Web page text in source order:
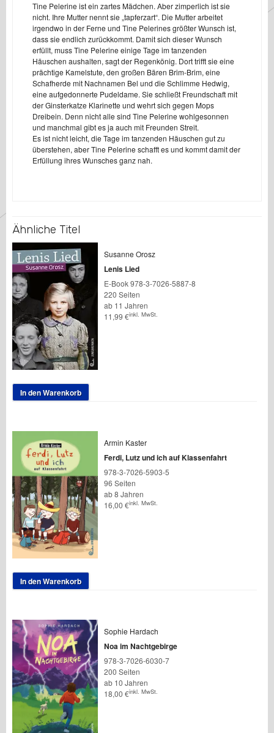
Tine Pelerine ist ein zartes Mädchen. Aber zimperlich ist sie
nicht. Ihre Mutter nennt sie „tapferzart“. Die Mutter arbeitet
irgendwo in der Ferne und Tine Pelerines größter Wunsch ist,
dass sie endlich zurückkommt. Damit sich dieser Wunsch
erfüllt, muss Tine Pelerine einige Tage im tanzenden
Häuschen aushalten, sagt der Regenkönig. Dort trifft sie eine
prächtige Kamelstute, den großen Bären Brim-Brim, eine
Schafherde mit Nachnamen Bel und die Schlimme Hedwig,
eine aufgedonnerte Pudeldame. Sie schließt Freundschaft mit
der Ginsterkatze Klarinette und wehrt sich gegen Mops
Dreibein. Denn nicht alle sind Tine Pelerine wohlgesonnen
und manchmal gibt es ja auch mit Freunden Streit.
Es ist nicht leicht, die Tage im tanzenden Häuschen gut zu
überstehen, aber Tine Pelerine schafft es und kommt damit der
Erfüllung ihres Wunsches ganz nah.
Ähnliche Titel
Susanne Orosz
Lenis Lied
E-Book 978-3-7026-5887-8
220 Seiten
ab 11 Jahren
11,99 €inkl. MwSt.
In den Warenkorb
Armin Kaster
Ferdi, Lutz und ich auf Klassenfahrt
978-3-7026-5903-5
96 Seiten
ab 8 Jahren
16,00 €inkl. MwSt.
In den Warenkorb
Sophie Hardach
Noa im Nachtgebirge
978-3-7026-6030-7
200 Seiten
ab 10 Jahren
18,00 €inkl. MwSt.